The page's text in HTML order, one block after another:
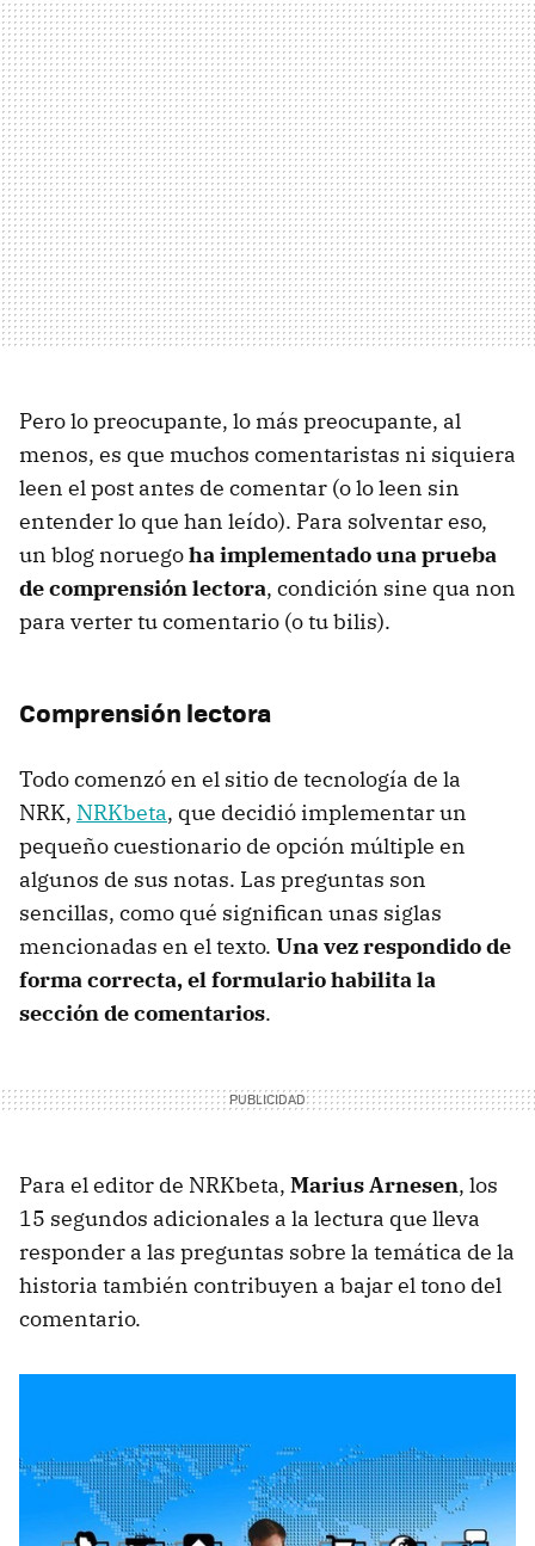
Pero lo preocupante, lo más preocupante, al
menos, es que muchos comentaristas ni siquiera
leen el post antes de comentar (o lo leen sin
entender lo que han leído). Para solventar eso,
un blog noruegoha implementado una prueba
de comprensión lectora, condición sine qua non
para verter tu comentario (o tu bilis).
Comprensión lectora
Todo comenzó en el sitio de tecnología de la
NRK, NRKbeta, que decidió implementar un
pequeño cuestionario de opción múltiple en
algunos de sus notas. Las preguntas son
sencillas, como qué significan unas siglas
mencionadas en el texto. Una vez respondido de
forma correcta, el formulario habilita la
sección de comentarios.
Para el editor de NRKbeta, Marius Arnesen, los
15 segundos adicionales a la lectura que lleva
responder a las preguntas sobre la temática de la
historia también contribuyen a bajar el tono del
comentario.